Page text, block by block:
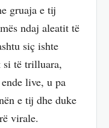
gruaja e tij
ndaj aleatit të
siç ishte
si të trilluara,
live, u pa
e tij dhe duke
virale.